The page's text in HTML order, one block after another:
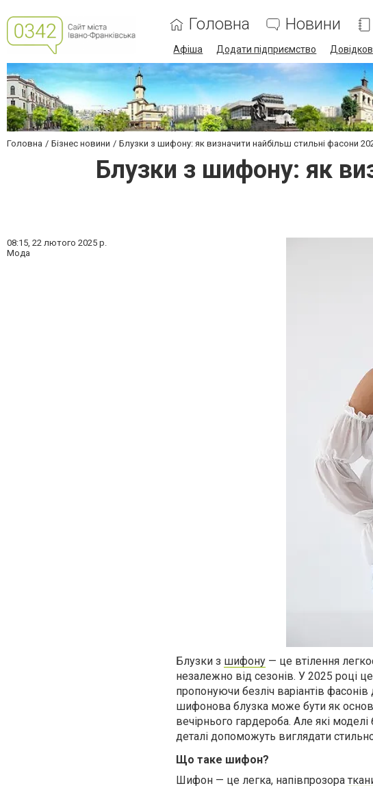
Головна Новини
Афіша Додати підприємство
Головна Бізнес новини Блузки з шифону: як визначити найбільш стильні фасони
Блузки з шифону: як
08:15, 22 лютого 2025 р.
Мода
Блузки з шифону — це втілення
незалежно від сезонів. У 2025 році
пропонуючи безліч варіантів фасонів
шифонова блузка може бути як
вечірнього гардероба. Але які
деталі допоможуть виглядати
Що таке шифон?
Шифон — це легка, напівпрозора